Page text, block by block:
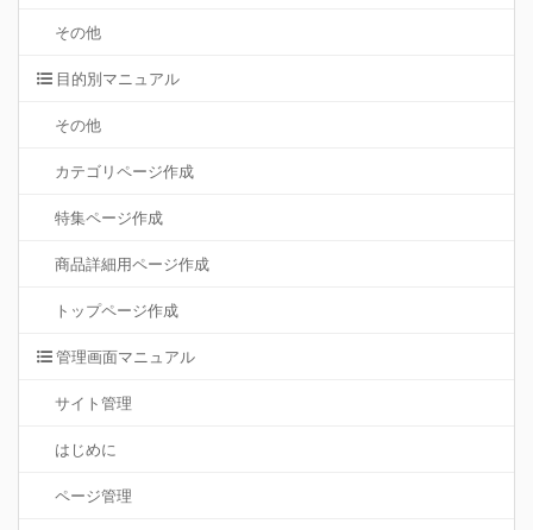
その他
目的別マニュアル
その他
カテゴリページ作成
特集ページ作成
商品詳細用ページ作成
トップページ作成
管理画面マニュアル
サイト管理
はじめに
ページ管理